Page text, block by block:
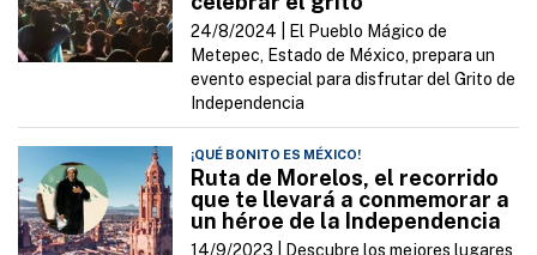
24/8/2024 |
El Pueblo Mágico de
Metepec, Estado de México, prepara un
evento especial para disfrutar del Grito de
Independencia
¡QUÉ BONITO ES MÉXICO!
Ruta de Morelos, el recorrido
que te llevará a conmemorar a
un héroe de la Independencia
14/9/2023 |
Descubre los mejores lugares